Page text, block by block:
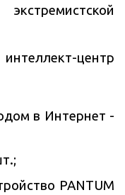
центр
в Интернет -
PANTUM